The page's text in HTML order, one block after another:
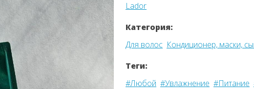
Lador
Категория:
Для волос Кондиционер, маски,
Теги:
#Любой #Увлажнение #Питание